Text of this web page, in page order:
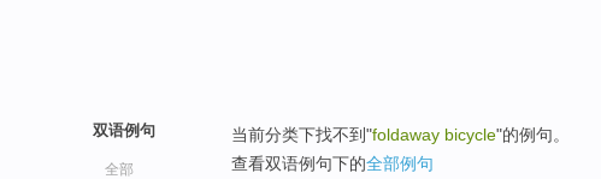
双语例句
全部
当前分类下找不到"foldaway bicycle"的例句。
查看双语例句下的全部例句